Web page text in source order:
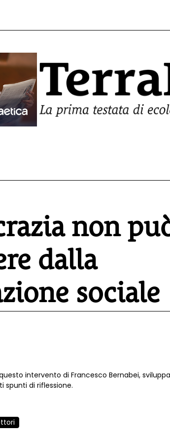
non
dalla
sociale
intervento di Francesco Bernabei,
spunti di riflessione.